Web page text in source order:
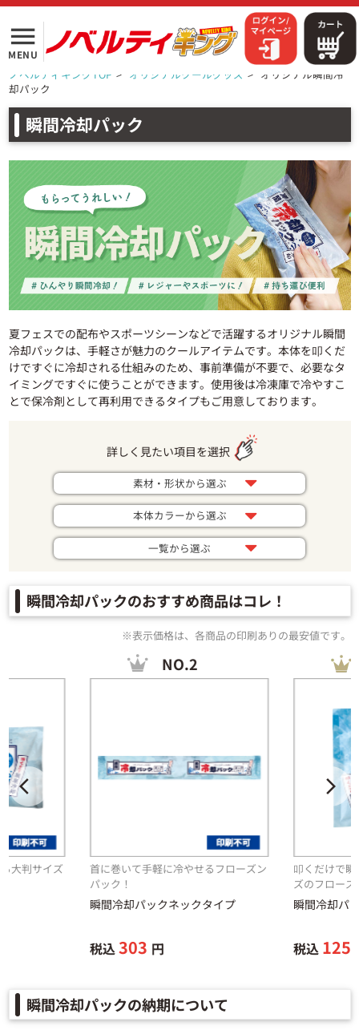
menu
MENU
ノベルティキングTOP > オリジナルクールグッズ > オリジナル瞬間冷
却パック
瞬間冷却パック
夏フェスでの配布やスポーツシーンなどで活躍するオリジナル瞬間
冷却パックは、手軽さが魅力のクールアイテムです。本体を叩くだ
けですぐに冷却される仕組みのため、事前準備が不要で、必要なタ
イミングですぐに使うことができます。使用後は冷凍庫で冷やすこ
とで保冷剤として再利用できるタイプもご用意しております。
詳しく見たい項目を選択
素材・形状から選ぶ
本体カラーから選ぶ
一覧から選ぶ
瞬間冷却パックのおすすめ商品はコレ！
大判サイズ
NO.2
首に巻いて手軽に冷やせるフローズン
パック！
瞬間冷却パックネックタイプ
税込303 円
叩くだけで
ズのフロー
瞬間冷却パ
税込 125
arrow_forward_ios
arrow_back_ios
※表示価格は、各商品の印刷ありの最安値です。
瞬間冷却パックの納期について